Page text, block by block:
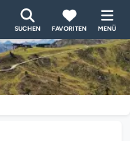
SUCHEN FAVORITEN MENÜ